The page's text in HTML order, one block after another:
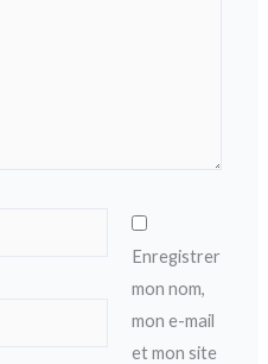
Enregistrer
mon nom,
mon e-mail
et mon site